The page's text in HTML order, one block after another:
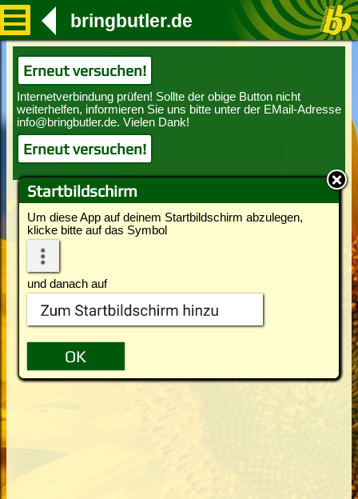
Startbildschirm
Um diese App auf deinem Startbildschirm abzulegen,
klicke bitte auf das Symbol
und danach auf
bringbutler.de
Erneut versuchen!
Erneut versuchen!